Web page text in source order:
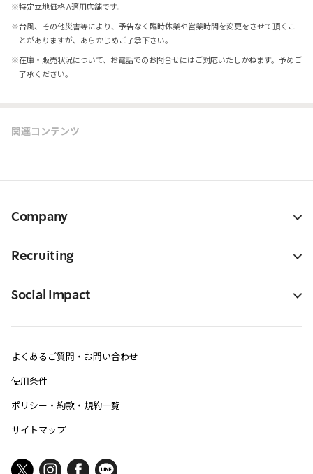
※特定立地価格 A適用店舗です。
※台風、その他災害等により、予告なく臨時休業や営業時間を変更をさせて頂くこ
とがありますが、あらかじめご了承下さい。
※在庫・販売状況について、お電話でのお問合せにはご対応いたしかねます。予めご
了承ください。
関連コンテンツ
Company
Recruiting
Social Impact
よくあるご質問・お問い合わせ
使用条件
ポリシー・約款・規約一覧
サイトマップ